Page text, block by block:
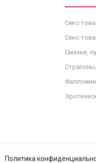
Секс-
Секс-
Смазки,
Политика